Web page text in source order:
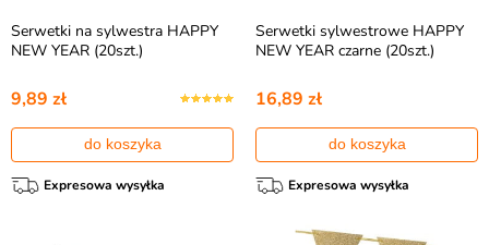
Serwetki na sylwestra HAPPY
NEW YEAR (20szt.)
9,89 zł
do koszyka
Expresowa wysyłka
Serwetki sylwestrowe HAPPY
NEW YEAR czarne (20szt.)
16,89 zł
do koszyka
Expresowa wysyłka